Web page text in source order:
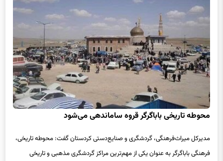
محوطه تاریخی باباگرگر قروه ساماندهی می‌شود
مدیرکل میراث‌فرهنگی، گردشگری و صنایع‌دستی کردستان گفت: محوطه تاریخی،
فرهنگی باباگرگر به عنوان یکی از مهم‌ترین مراکز گردشگری مذهبی و تاریخی